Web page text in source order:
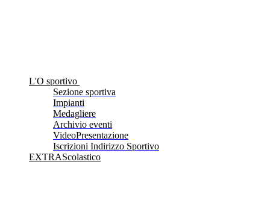
L'O sportivo
Sezione sportiva
Impianti
Medagliere
Archivio eventi
VideoPresentazione
Iscrizioni Indirizzo Sportivo
EXTRAScolastico